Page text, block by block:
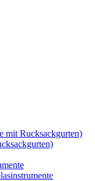
mit Rucksackgurten)